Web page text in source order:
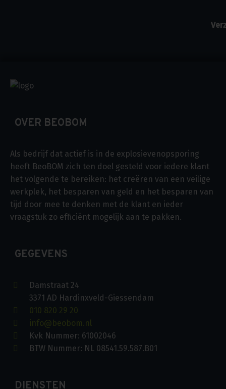
OVER BEOBOM
Als bedrijf dat actief is in de explosievenopsporing
heeft BeoBOM zich ten doel gesteld voor iedere klant
het volgende te bereiken: het creëren van een veilige
werkplek, het besparen van geld en het besparen van
tijd door mee te denken met de klant en ieder
vraagstuk zo efficiënt mogelijk aan te pakken.
GEGEVENS
Damstraat 24
3371 AD Hardinxveld-Giessendam
010 820 29 20
info@beobom.nl
Kvk Nummer: 61002046
BTW Nummer: NL 08541.59.587.B01
DIENSTEN